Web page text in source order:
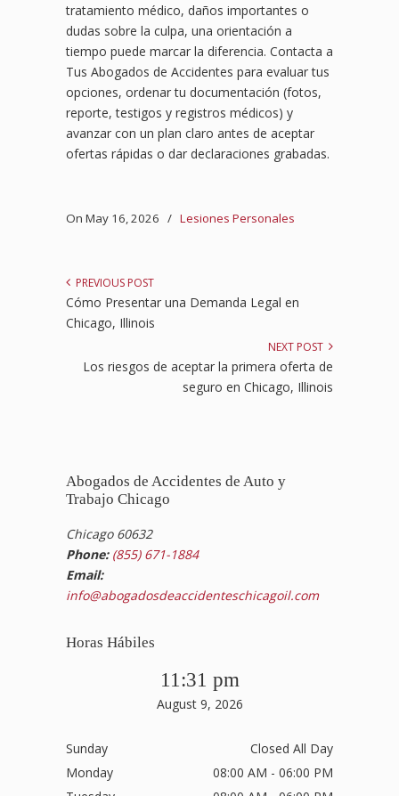
tratamiento médico, daños importantes o
dudas sobre la culpa, una orientación a
tiempo puede marcar la diferencia. Contacta a
Tus Abogados de Accidentes para evaluar tus
opciones, ordenar tu documentación (fotos,
reporte, testigos y registros médicos) y
avanzar con un plan claro antes de aceptar
ofertas rápidas o dar declaraciones grabadas.
On May 16, 2026 / Lesiones Personales
PREVIOUS POST
Cómo Presentar una Demanda Legal en
Chicago, Illinois
NEXT POST
Los riesgos de aceptar la primera oferta de
seguro en Chicago, Illinois
Abogados de Accidentes de Auto y
Trabajo Chicago
Chicago 60632
Phone: (855) 671-1884
Email:
info@abogadosdeaccidenteschicagoil.com
Horas Hábiles
11:31 pm
August 9, 2026
Sunday
Closed All Day
Monday
08:00 AM - 06:00 PM